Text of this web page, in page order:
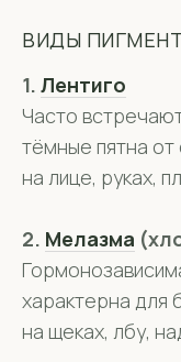
ВИДЫ
1. Лентиго
Часто
тёмные пятна
на лице, руках,
2. Мелазма
характерна для
на щеках, лбу,